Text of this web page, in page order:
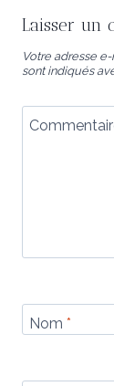
Laisser un
Votre adresse
sont indiqués
Nom *